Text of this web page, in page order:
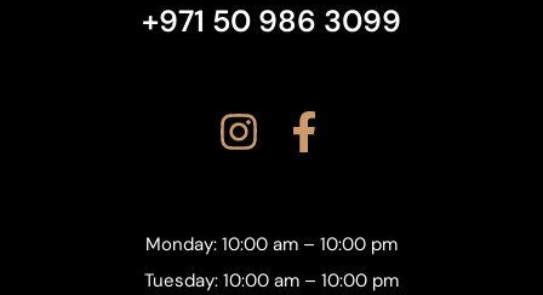
+971 50 986 3099
Monday: 10:00 am – 10:00 pm
Tuesday: 10:00 am – 10:00 pm